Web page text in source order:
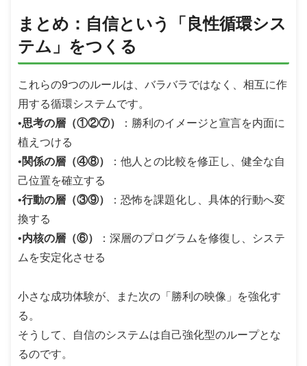
まとめ：自信という「良性循環シス
テム」をつくる
これらの9つのルールは、バラバラではなく、相互に作
用する循環システムです。
•思考の層（①②⑦）
：勝利のイメージと宣言を内面に
植えつける
•関係の層（④⑧）
：他人との比較を修正し、健全な自
己位置を確立する
•行動の層（③⑨）
：恐怖を課題化し、具体的行動へ変
換する
•内核の層（⑥）
：深層のプログラムを修復し、システ
ムを安定化させる
小さな成功体験が、また次の「勝利の映像」を強化す
る。
そうして、自信のシステムは自己強化型のループとな
るのです。